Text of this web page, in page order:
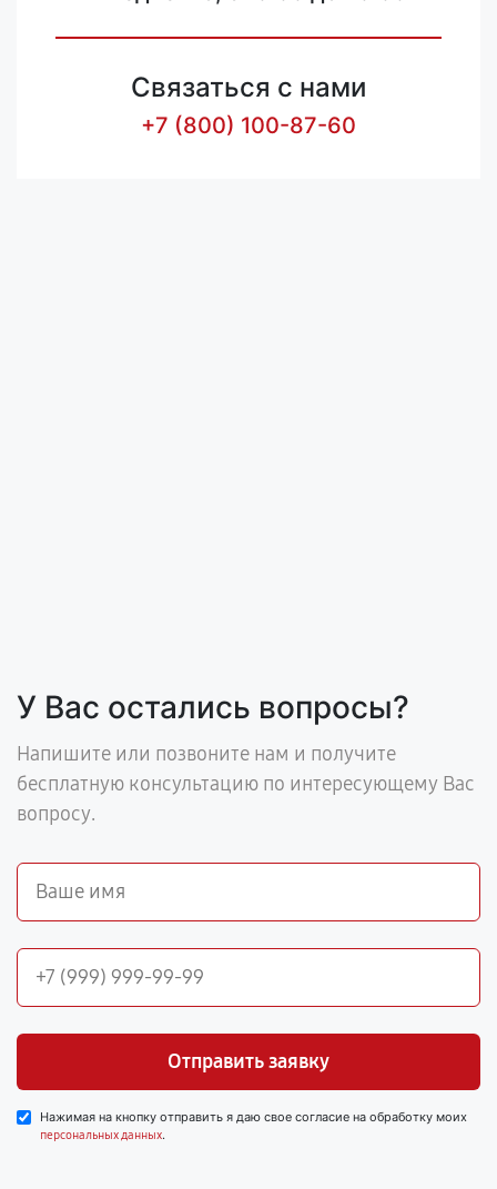
Связаться с нами
+7 (800) 100-87-60
У Вас остались вопросы?
Напишите или позвоните нам и получите
бесплатную консультацию по интересующему Вас
вопросу.
Отправить заявку
Нажимая на кнопку отправить я даю свое согласие на обработку моих
персональных данных.